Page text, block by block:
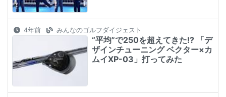
4年前 みんなのゴルフダイジェスト
“平均”で250を超えてきた!? 「デ
ザインチューニング ベクター×カ
ムイXP-03」打ってみた